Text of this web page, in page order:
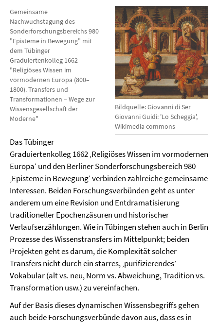
Bildquelle: Giovanni di Ser
Giovanni Guidi: 'Lo Scheggia',
Wikimedia commons
Gemeinsame
Nachwuchstagung des
Sonderforschungsbereichs 980
"Episteme in Bewegung" mit
dem Tübinger
Graduiertenkolleg 1662
"Religiöses Wissen im
vormodernen Europa (800–
1800). Transfers und
Transformationen – Wege zur
Wissensgesellschaft der
Moderne"
Das Tübinger
Graduiertenkolleg 1662 ‚Religiöses Wissen im vormodernen
Europa‘ und den Berliner Sonderforschungsbereich 980
‚Episteme in Bewegung‘ verbinden zahlreiche gemeinsame
Interessen. Beiden Forschungsverbünden geht es unter
anderem um eine Revision und Entdramatisierung
traditioneller Epochenzäsuren und historischer
Verlaufserzählungen. Wie in Tübingen stehen auch in Berlin
Prozesse des Wissenstransfers im Mittelpunkt; beiden
Projekten geht es darum, die Komplexität solcher
Transfers nicht durch ein starres, ‚purifizierendes’
Vokabular (alt vs. neu, Norm vs. Abweichung, Tradition vs.
Transformation usw.) zu vereinfachen.
Auf der Basis dieses dynamischen Wissensbegriffs gehen
auch beide Forschungsverbünde davon aus, dass es in